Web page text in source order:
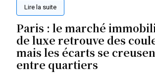
Lire la suite
Paris : le marché
de luxe retrouve des
mais les écarts se
entre quartiers